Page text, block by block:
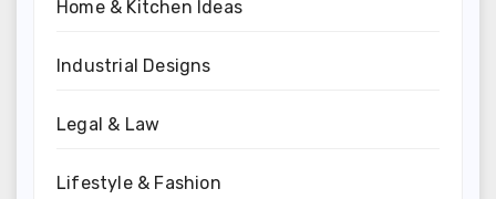
Home & Kitchen Ideas
Industrial Designs
Legal & Law
Lifestyle & Fashion